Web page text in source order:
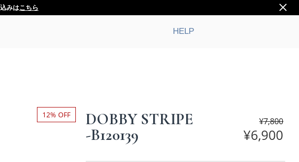
みはこちら
HELP
12% OFF
DOBBY STRIPE
-B120139
¥7,800
¥6,900